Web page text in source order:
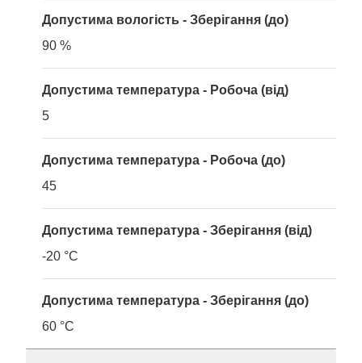
Допустима вологість - Зберігання (до)
90 %
Допустима температура - Робоча (від)
5
Допустима температура - Робоча (до)
45
Допустима температура - Зберігання (від)
-20 °C
Допустима температура - Зберігання (до)
60 °C